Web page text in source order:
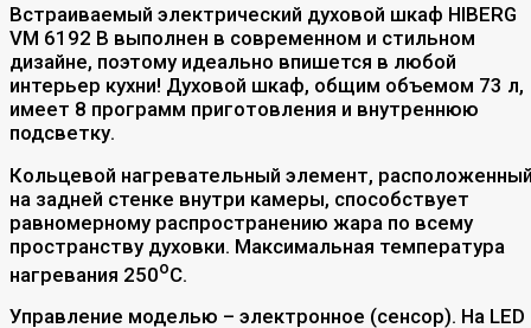
Встраиваемый электрический духовой шкаф HIBERG
VM 6192 B выполнен в современном и стильном
дизайне, поэтому идеально впишется в любой
интерьер кухни! Духовой шкаф, общим объемом 73 л,
имеет 8 программ приготовления и внутреннюю
подсветку.
Кольцевой нагревательный элемент,
на задней стенке внутри камеры, способствует
равномерному распространению жара по всему
пространству духовки. Максимальная температура
нагревания 250оC.
Управление моделью – электронное (сенсор). На LED